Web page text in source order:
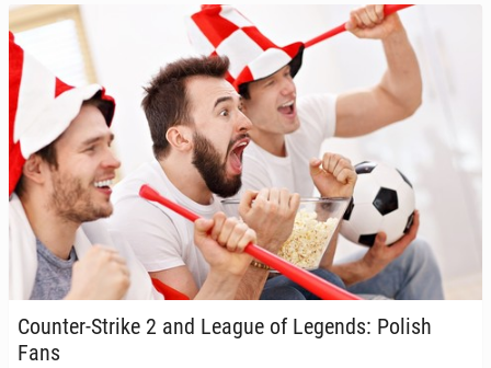
Counter-Strike 2 and League of Legends: Polish
Fans